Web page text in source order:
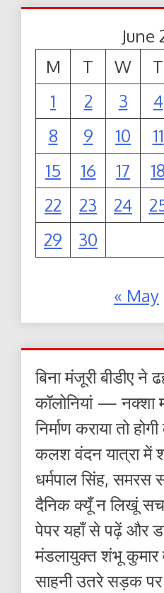
June
M
T W T
1
2 3 4
8
9 10 11
15
16 17 18
22
23 24
29
30
« May
बिना मंजूरी बीडीए ने
कॉलोनियां — नक्शा
निर्माण कराया तो होगी
कलश वंदन यात्रा में
धर्मपाल सिंह, समरस
दैनिक क्यूँ न लिखूं
पेपर यहाँ से पढ़ें और
मंडलायुक्त शंभू
साहनी उतरे सड़क पर